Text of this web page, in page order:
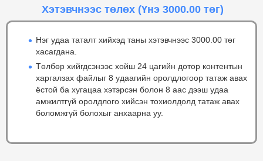
Хэтэвчнээс төлөх (Үнэ 3000.00 төг)
Нэг удаа таталт хийхэд таны хэтэвчнээс 3000.00 төг
хасагдана.
Төлбөр хийгдсэнээс хойш 24 цагийн дотор контентын
харгалзах файлыг 8 удаагийн оролдлогоор татаж авах
ёстой ба хугацаа хэтэрсэн болон 8 аас дээш удаа
амжилтгүй оролдлого хийсэн тохиолдолд татаж авах
боломжгүй болохыг анхаарна уу.